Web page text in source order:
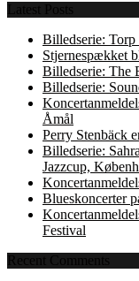
Latest Posts
Billedserie:
Stjernespækket
Billedserie: The
Billedserie:
Åmål
Perry Stenbäck
Billedserie:
Jazzcup,
Blueskoncerter
Festival
Recent Comments